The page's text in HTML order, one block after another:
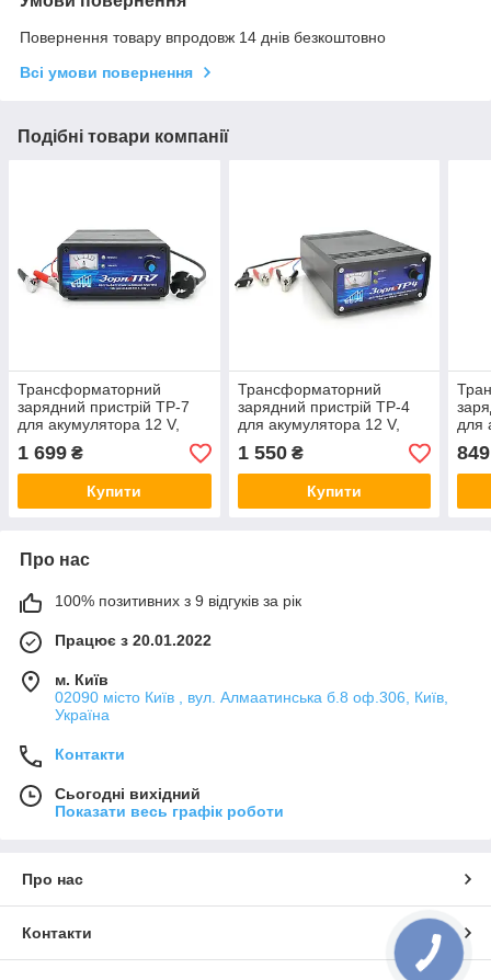
Повернення товару впродовж 14 днів безкоштовно
Всі умови повернення
Подібні товари компанії
Трансформаторний
зарядний пристрій ТР-7
для акумулятора 12 V,
ємність АКБ 32-140А/год,
струм заряду 10A
1 699 ₴
Купити
Трансформаторний
зарядний пристрій ТР-4
для акумулятора 12 V,
ємність АКБ 32-140А/год,
струм заряду 10A
1 550₴
Купити
для
849
Про нас
100% позитивних з 9 відгуків за рік
Працює з 20.01.2022
м. Київ
02090 місто Київ , вул. Алмаатинська б.8 оф.306, Київ,
Україна
Контакти
Сьогодні вихідний
Показати весь графік роботи
Про нас
Контакти